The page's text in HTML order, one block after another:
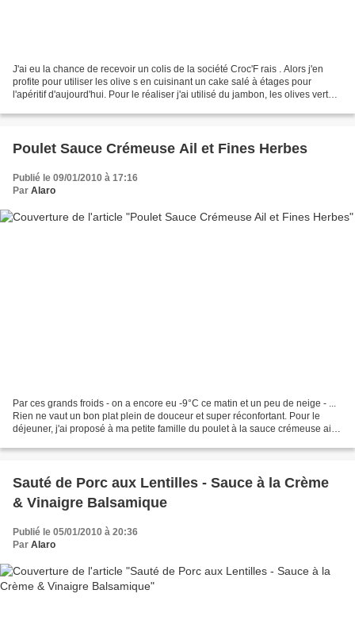
J'ai eu la chance de recevoir un colis de la société Croc'F rais . Alors j'en
profite pour utiliser les olive s en cuisinant un cake salé à étages pour
l'apéritif d'aujourd'hui. Pour le réaliser j'ai utilisé du jambon, les olives vertes
Poulet Sauce Crémeuse Ail et Fines Herbes
Publié le 09/01/2010 à 17:16
Par Alaro
Par ces grands froids - on a encore eu -9°C ce matin et un peu de neige - ...
Rien ne vaut un bon plat plein de douceur et super réconfortant. Pour le
déjeuner, j'ai proposé à ma petite famille du poulet à la sauce crémeuse ail
Sauté de Porc aux Lentilles - Sauce à la Crème
& Vinaigre Balsamique
Publié le 05/01/2010 à 20:36
Par Alaro